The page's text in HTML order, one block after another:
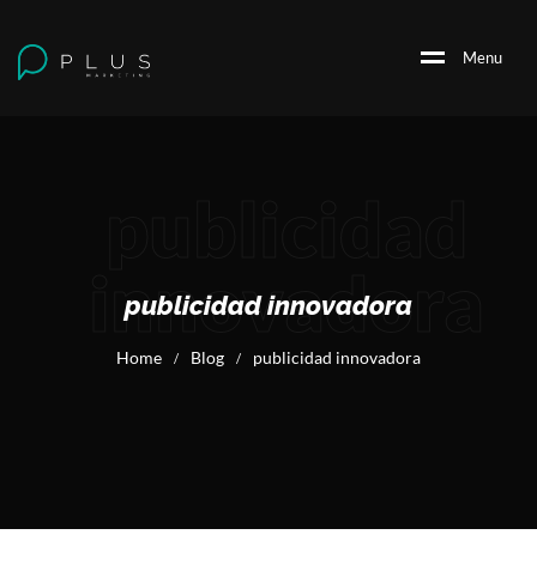
Menu
innovadora
publicidad innovadora
Home / Blog / publicidad innovadora